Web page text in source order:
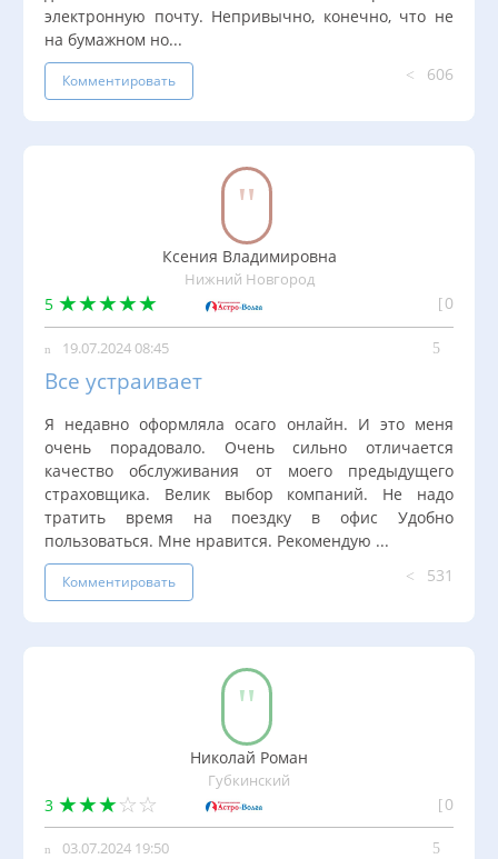
электронную почту. Непривычно, конечно, что не
на бумажном но...
Комментировать 606
Ксения Владимировна
Нижний Новгород
5 0
19.07.2024 08:45
Все устраивает
Я недавно оформляла осаго онлайн. И это меня
очень порадовало. Очень сильно отличается
качество обслуживания от моего предыдущего
страховщика. Велик выбор компаний. Не надо
тратить время на поездку в офис Удобно
пользоваться. Мне нравится. Рекомендую ...
Комментировать 531
Николай Роман
Губкинский
3 0
03.07.2024 19:50